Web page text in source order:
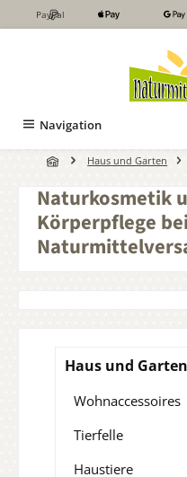
Zum Hauptinhalt springen
PayPal
Navigation
Haus und Garten
Naturkosmetik
Körperpflege bei
Haus und Garten
Wohnaccessoires
Tierfelle
Haustiere